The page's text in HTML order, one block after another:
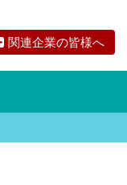
関連企業の皆様へ